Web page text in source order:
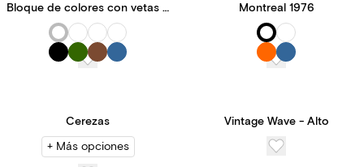
Bloque de colores con vetas de madera Montreal 1976
Cerezas
+ Más opciones
Vintage Wave - Alto